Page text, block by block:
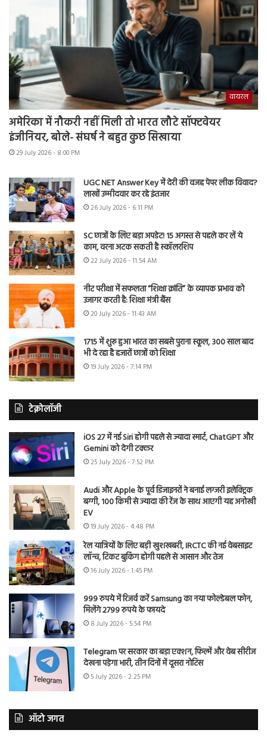
वायरल
अमेरिका में नौकरी नहीं मिली तो भारत लौटे सॉफ्टवेयर
इंजीनियर, बोले- संघर्ष ने बहुत कुछ सिखाया
29 July 2026 - 8:00 PM
UGC NET Answer Key में देरी की वजह पेपर लीक विवाद?
लाखों उम्मीदवार कर रहे इंतजार
26 July 2026 - 6:11 PM
SC छात्रों के लिए बड़ा अपडेट! 15 अगस्त से पहले कर लें ये
काम, वरना अटक सकती है स्कॉलरशिप
22 July 2026 - 11:54 AM
नीट परीक्षा में सफलता “शिक्षा क्रांति” के व्यापक प्रभाव को
उजागर करती है: शिक्षा मंत्री बैंस
20 July 2026 - 11:43 AM
1715 में शुरू हुआ भारत का सबसे पुराना स्कूल, 300 साल बाद
भी दे रहा है हजारों छात्रों को शिक्षा
19 July 2026 - 7:14 PM
टेक्नोलॉजी
iOS 27 में नई Siri होगी पहले से ज्यादा स्मार्ट, ChatGPT और
Gemini को देगी टक्कर
25 July 2026 - 7:52 PM
Audi और Apple के पूर्व डिजाइनरों ने बनाई लग्जरी इलेक्ट्रिक
बग्गी, 100 किमी से ज्यादा की रेंज के साथ आएगी यह अनोखी
EV
19 July 2026 - 4:48 PM
रेल यात्रियों के लिए बड़ी खुशखबरी, IRCTC की नई वेबसाइट
लॉन्च, टिकट बुकिंग होगी पहले से आसान और तेज
16 July 2026 - 1:45 PM
999 रुपये में रिजर्व करें Samsung का नया फोल्डेबल फोन,
मिलेंगे 2799 रुपये के फायदे
8 July 2026 - 5:54 PM
Telegram पर सरकार का बड़ा एक्शन, फिल्में और वेब सीरीज
देखना पड़ेगा भारी, तीन दिनों में दूसरा नोटिस
5 July 2026 - 2:25 PM
ऑटो जगत